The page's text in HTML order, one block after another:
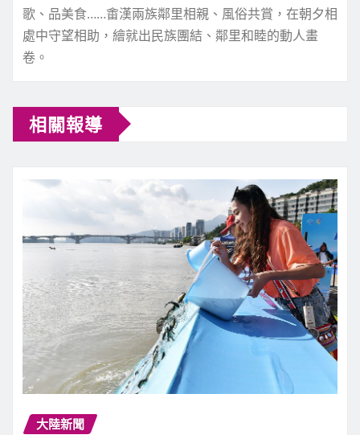
歌、品美食……畬漢兩族鄰里相親、風俗共賞，在朝夕相
處中守望相助，繪就出民族團結、鄰里和睦的動人畫
卷。
相關報導
大陸新聞